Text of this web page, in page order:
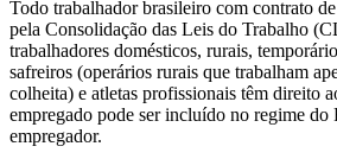
Todo trabalhador brasileiro com contrato
pela Consolidação das Leis do Trabalho
trabalhadores domésticos, rurais,
safreiros (operários rurais que trabalham
colheita) e atletas profissionais têm direito
empregado pode ser incluído no regime
empregador.